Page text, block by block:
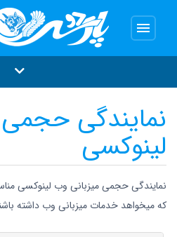
menu
نمایندگی
لینوکسی
نمایندگی حجمی میزبانی وب لینوکسی
که میخواهد خدمات میزبانی وب داشته